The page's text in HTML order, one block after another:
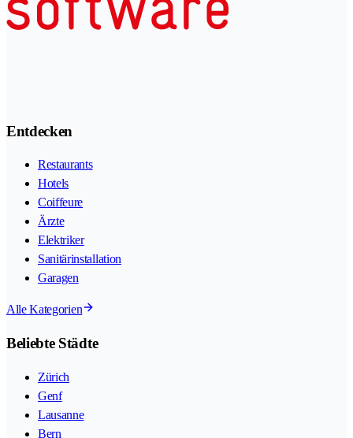
Entdecken
Restaurants
Hotels
Coiffeure
Ärzte
Elektriker
Sanitärinstallation
Garagen
Alle Kategorien
Beliebte Städte
Zürich
Genf
Lausanne
Bern